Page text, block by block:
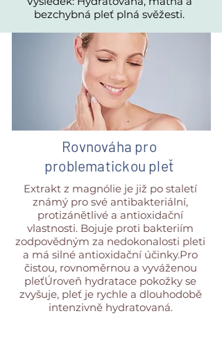
bezchybná pleť plná svěžesti.
Rovnováha pro
problematickou pleť
Extrakt z magnólie je již po staletí
známý pro své antibakteriální,
protizánětlivé a antioxidační
vlastnosti. Bojuje proti bakteriím
zodpovědným za nedokonalosti pleti
a má silné antioxidační účinky.Pro
čistou, rovnoměrnou a vyváženou
pleťÚroveň hydratace pokožky se
zvyšuje, pleť je rychle a dlouhodobě
intenzivně hydratovaná.